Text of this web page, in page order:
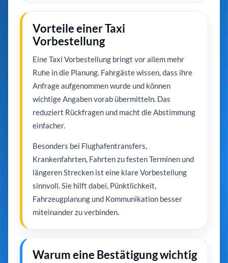
Vorteile einer Taxi
Vorbestellung
Eine Taxi Vorbestellung bringt vor allem mehr
Ruhe in die Planung. Fahrgäste wissen, dass ihre
Anfrage aufgenommen wurde und können
wichtige Angaben vorab übermitteln. Das
reduziert Rückfragen und macht die Abstimmung
einfacher.
Besonders bei Flughafentransfers,
Krankenfahrten, Fahrten zu festen Terminen und
längeren Strecken ist eine klare Vorbestellung
sinnvoll. Sie hilft dabei, Pünktlichkeit,
Fahrzeugplanung und Kommunikation besser
miteinander zu verbinden.
Warum eine Bestätigung wichtig